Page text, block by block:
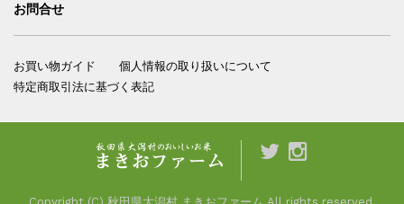
お問合せ
お買い物ガイド
個人情報の取り扱いについて
特定商取引法に基づく表記